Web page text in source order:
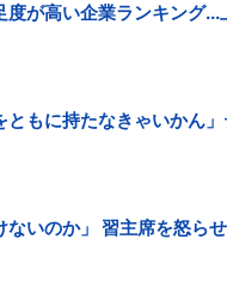
度が高い企業ランキング
もに持たなきゃいかん
ないのか」 習主席を怒ら